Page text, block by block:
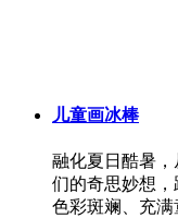
儿童画冰棒
融化夏日酷暑
们的奇思妙想
色彩斑斓、充满